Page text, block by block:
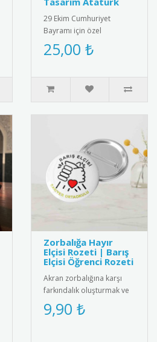
29 Ekim Cumhuriyet
Bayramı için özel
tasarlanmış, kaliteli metal
ve emaye malzemeden
25,00 ₺
Zorbalığa Hayır
Elçisi Rozeti | Barış
Elçisi Öğrenci Rozeti
Akran zorbalığına karşı
farkındalık oluşturmak ve
barış elçisi öğrencileri
ödüllendirmek için tasarl..
9,90 ₺